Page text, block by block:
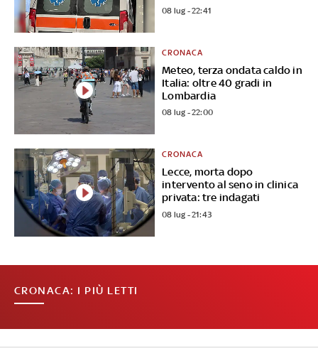
08 lug - 22:41
Meteo, terza ondata caldo in
Italia: oltre 40 gradi in
Lombardia
CRONACA
08 lug - 22:00
Lecce, morta dopo
intervento al seno in clinica
privata: tre indagati
CRONACA
08 lug - 21:43
CRONACA: I PIÙ LETTI